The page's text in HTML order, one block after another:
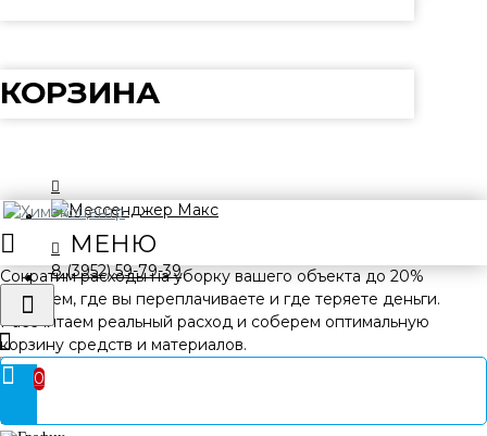
КОРЗИНА
8 (3952) 59-79-39
0
Сократим расходы на уборку вашего объекта до 20%
Покажем, где вы переплачиваете и где теряете деньги.
Рассчитаем реальный расход и соберем оптимальную
корзину средств и материалов.
Изучаем ваш объект